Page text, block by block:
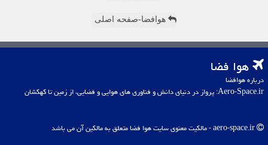
هوافضا-صفحه اصلی
هوا فضا
درباره هوافضا
Aero-Space.ir: پرواز در دنیای دانش و فناوری های هوایی و فضایی، از زمین تا کهکشان